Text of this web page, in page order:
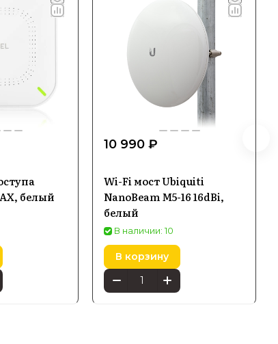
белый
10 990 ₽
Wi-Fi мост Ubiquiti
NanoBeam M5-16 16dBi,
белый
В наличии: 10
В корзину